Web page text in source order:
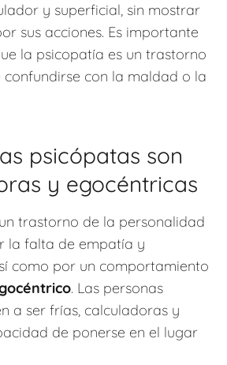
y superficial, sin mostrar
sus acciones. Es importante
la psicopatía es un trastorno
con la maldad o la
psicópatas son
y egocéntricas
trastorno de la personalidad
la falta de empatía y
como por un comportamiento
. Las personas
a ser frías, calculadoras y
de ponerse en el lugar